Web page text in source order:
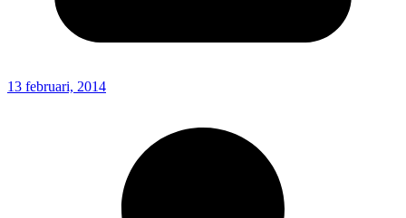
13 februari, 2014